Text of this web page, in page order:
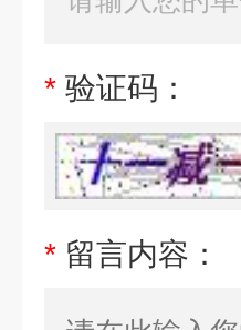
* 验证码：
* 留言内容：